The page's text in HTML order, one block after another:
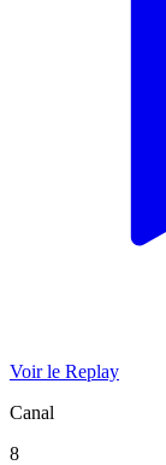
Voir le Replay
Canal
8